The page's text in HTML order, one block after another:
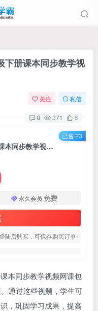
下册课本同步教学视
关注 私信
0 371 6
青岛版五四制小学数学二年级下册课本同步教学视频网课(55小讲 完整版)
永久会员 免费
陆后购买，可保存购买订单
已售 23
本同步教学视频网课包
通过这些视频，学生可
，巩固学习成果，提高